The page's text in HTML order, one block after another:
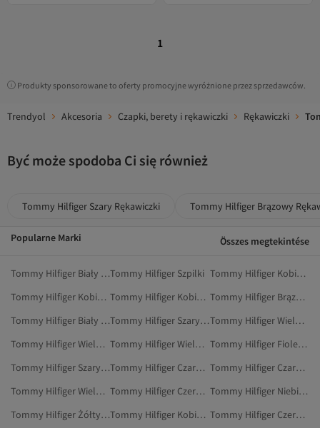
1
Produkty sponsorowane to oferty promocyjne wyróżnione przez sprzedawców.
Trendyol Akcesoria Czapki, berety i rękawiczki Rękawiczki
Być może spodoba Ci się również
Tommy Hilfiger Szary Rękawiczki Tommy Hilfiger Brązowy
Popularne Marki Összes megtekintése
Tommy Hilfiger Biały DżinsyTommy Hilfiger Szpilki
Tommy Hilfiger Kobiety Marynarki I Kamizelki
Tommy Hilfiger Kobiety Stroje Kąpielowe
Tommy Hilfiger Kobiety Szpilki
Tommy Hilfiger Brązowy Marynarki I Kamizelki
Tommy Hilfiger Biały Marynarki I Kamizelki
Tommy Hilfiger Szary Odzież Sportowa
Tommy Hilfiger Wielokolorowy Stroje Kąpielowe
Tommy Hilfiger Wielokolorowy Marynarki I Kamizelki
Tommy Hilfiger Wielokolorowy Odzież Domowa
Tommy Hilfiger Fioletowy Szpilki
Tommy Hilfiger Szary Spodnie
Tommy Hilfiger Czarny Dresy
Tommy Hilfiger Czarny Spodnie Dresowe
Tommy Hilfiger Wielokolorowy Mokasyny
Tommy Hilfiger Czerwony Marynarki
Tommy Hilfiger Niebieski Dżinsy
Tommy Hilfiger Żółty Marynarki I Kamizelki
Tommy Hilfiger Kobiety Buty Na Płaskim Obcasie
Tommy Hilfiger Czerwony Szaliki